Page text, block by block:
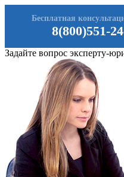
8(800)551-
Бесплатная
Задайте вопрос